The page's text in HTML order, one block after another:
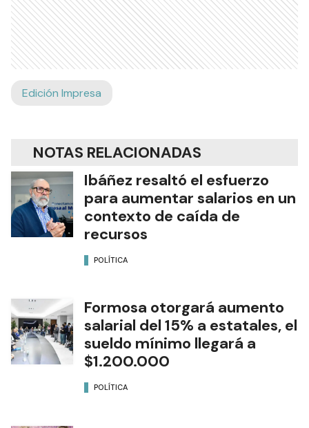
Edición Impresa
NOTAS RELACIONADAS
Ibáñez resaltó el esfuerzo
para aumentar salarios en un
contexto de caída de
recursos
POLÍTICA
Formosa otorgará aumento
salarial del 15% a estatales, el
sueldo mínimo llegará a
$1.200.000
POLÍTICA